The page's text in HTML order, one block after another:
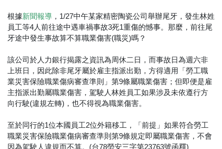
根據新聞報導 ，1/27中午某家精密陶瓷公司舉辦尾牙，發生林姓
員工等4人前往途中遇車禍事故3死1重傷的憾事。那麼，前往尾
牙途中發生事故算不算職業傷害(職災)嗎？
該公司於人力銀行揭露之資訊為周休二日，而事故日為週六非
上班日，因此除非尾牙屬於雇主指派出勤，方得適用「勞工職
業災害保險職業傷病審查準則」第9條屬職業傷害；但即便是雇
主指派出勤屬職業傷害，駕駛人林姓員工如果涉及未依遵行方
向行駛(違規左轉)，也不得視為職業傷害。
至於同行的1位本國員工2位外籍移工，「前提」如果符合勞工
職業災害保險職業傷病審查準則第9條規定即屬職業傷害，不會
因為駕駛人違規而不算。(台78勞安三字第23763號函釋)